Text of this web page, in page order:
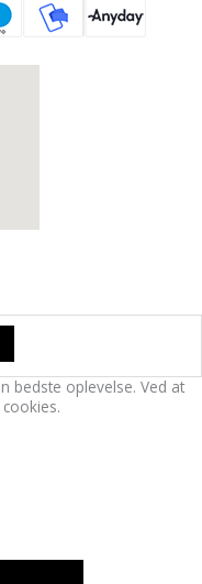
bedste oplevelse. Ved at